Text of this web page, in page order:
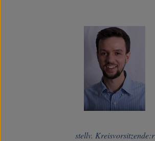
stellv. Kreisvorsitzende:r